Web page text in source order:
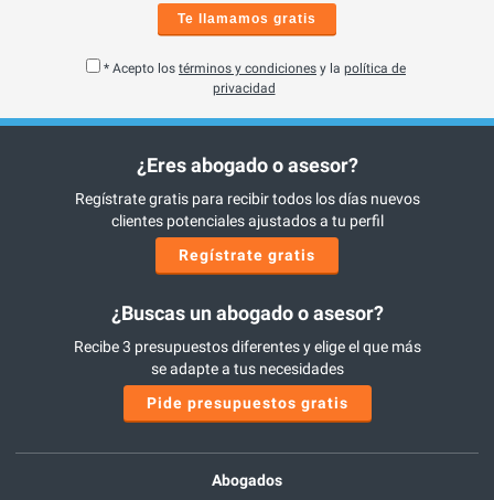
Te llamamos gratis
* Acepto los términos y condiciones y la política de
privacidad
¿Eres abogado o asesor?
Regístrate gratis para recibir todos los días nuevos
clientes potenciales ajustados a tu perfil
Regístrate gratis
¿Buscas un abogado o asesor?
Recibe 3 presupuestos diferentes y elige el que más
se adapte a tus necesidades
Pide presupuestos gratis
Abogados